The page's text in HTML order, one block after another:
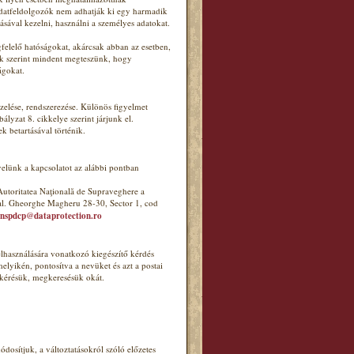
nem adhatják ki egy harmadik
kezelni, használni a személyes adatokat.
hatóságokat, akárcsak abban az esetben,
szerint mindent megteszünk, hogy
rendszerezése. Különös figyelmet
8. cikkelye szerint járjunk el.
betartásával történik.
a kapcsolatot az alábbi pontban
Naţională de Supraveghere a
Gheorghe Magheru 28-30, Sector 1, cod
vonatkozó kiegészítő kérdés
pontosítva a nevüket és azt a postai
megkeresésük okát.
a változtatásokról szóló előzetes